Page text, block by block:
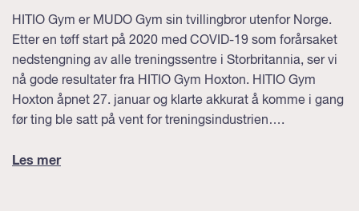
HITIO Gym er MUDO Gym sin tvillingbror utenfor Norge.
Etter en tøff start på 2020 med COVID-19 som forårsaket
nedstengning av alle treningssentre i Storbritannia, ser vi
nå gode resultater fra HITIO Gym Hoxton. HITIO Gym
Hoxton åpnet 27. januar og klarte akkurat å komme i gang
før ting ble satt på vent for treningsindustrien….
Les mer